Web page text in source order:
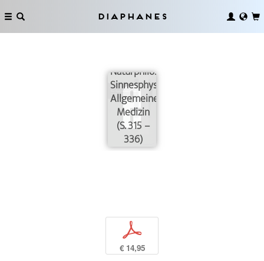
Diaphanes
Naturphilosophie,
Sinnesphysiologie,
Allgemeine
Medizin
(S. 315 –
336)
p
€ 14,95